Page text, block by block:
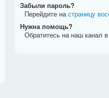
Забыли пароль?
Перейдите настраницу
Нужна помощь?
Обратитесь на наш канал